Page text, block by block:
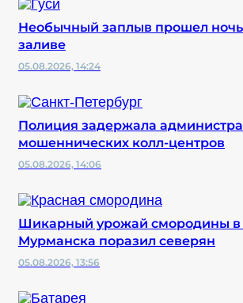
Необычный заплыв прошел
заливе
05.08.2026, 14:24
Полиция задержала
мошеннических колл-центров
05.08.2026, 14:06
Шикарный урожай смородины в
Мурманска поразил северян
05.08.2026, 13:56